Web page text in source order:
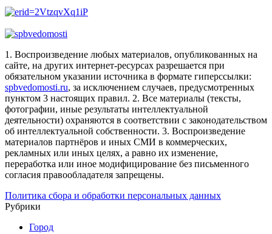
1. Воспроизведение любых материалов, опубликованных на
сайте, на других интернет-ресурсах разрешается при
обязательном указании источника в формате гиперссылки:
spbvedomosti.ru, за исключением случаев, предусмотренных
пунктом 3 настоящих правил. 2. Все материалы (тексты,
фотографии, иные результаты интеллектуальной
деятельности) охраняются в соответствии с законодательством
об интеллектуальной собственности. 3. Воспроизведение
материалов партнёров и иных СМИ в коммерческих,
рекламных или иных целях, а равно их изменение,
переработка или иное модифицирование без письменного
согласия правообладателя запрещены.
Политика сбора и обработки персональных данных
Рубрики
Город